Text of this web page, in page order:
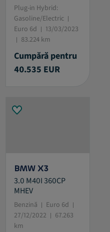
Plug-in Hybrid:
Gasoline/Electric
Euro 6d
13/03/2023
83.224 km
Cumpără pentru
40.535 EUR
BMW X3
3.0 M40I 360CP
MHEV
Benzină
Euro 6d
27/12/2022
67.263
km